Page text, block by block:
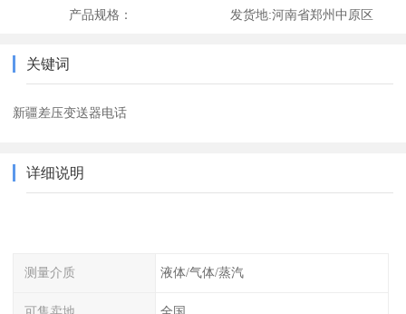
产品规格： 发货地:河南省郑州中原区
关键词
新疆差压变送器电话
详细说明
测量介质 液体/气体/蒸汽